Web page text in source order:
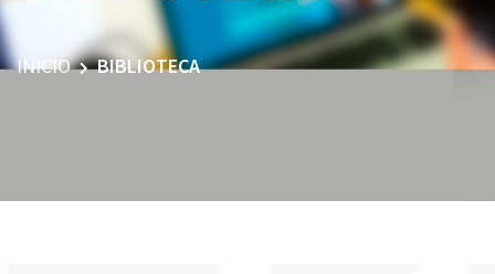
INICIO BIBLIOTECA